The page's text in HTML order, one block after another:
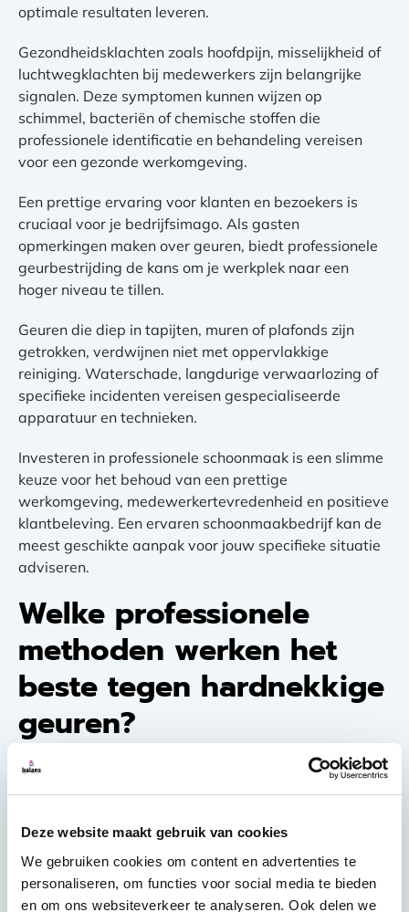
Deze website maakt gebruik van cookies
We gebruiken cookies om content en advertenties te
personaliseren, om functies voor social media te bieden
en om ons websiteverkeer te analyseren. Ook delen we
optimale resultaten leveren.
Gezondheidsklachten zoals hoofdpijn, misselijkheid of
luchtwegklachten bij medewerkers zijn belangrijke
signalen. Deze symptomen kunnen wijzen op
schimmel, bacteriën of chemische stoffen die
professionele identificatie en behandeling vereisen
voor een gezonde werkomgeving.
Een prettige ervaring voor klanten en bezoekers is
cruciaal voor je bedrijfsimago. Als gasten
opmerkingen maken over geuren, biedt professionele
geurbestrijding de kans om je werkplek naar een
hoger niveau te tillen.
Geuren die diep in tapijten, muren of plafonds zijn
getrokken, verdwijnen niet met oppervlakkige
reiniging. Waterschade, langdurige verwaarlozing of
specifieke incidenten vereisen gespecialiseerde
apparatuur en technieken.
Investeren in professionele schoonmaak is een slimme
keuze voor het behoud van een prettige
werkomgeving, medewerkertevredenheid en positieve
klantbeleving. Een ervaren schoonmaakbedrijf kan de
meest geschikte aanpak voor jouw specifieke situatie
adviseren.
Welke professionele
methoden werken het
beste tegen hardnekkige
geuren?
Ozonbehandeling, dieptereiniging van tapijten,
effectieve professionele methoden. Elke techniek richt
zich op specifieke geurtypen en -bronnen voor
optimale resultaten.